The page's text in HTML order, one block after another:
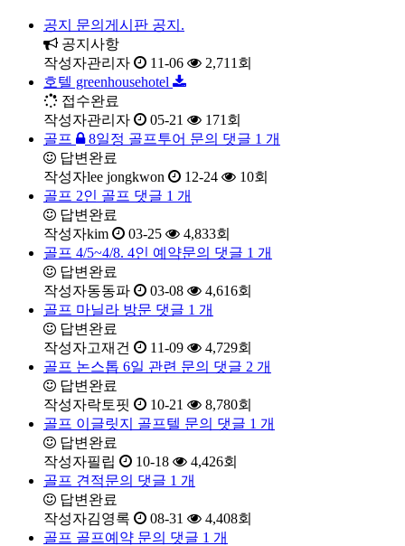
공지
문의게시판 공지.
공지사항
작성자관리자 11-06 2,711 회
호텔 greenhousehotel
접수완료
작성자관리자 05-21 171 회
골프
8일정 골프투어 문의 댓글 1 개
답변완료
작성자lee jongkwon 12-24 10회
골프 2인 골프 댓글 1 개
답변완료
작성자kim 03-25 4,833회
골프 4/5~4/8. 4인 예약문의 댓글 1 개
답변완료
작성자동동파 03-08 4,616회
골프 마닐라 방문 댓글 1 개
답변완료
작성자고재건 11-09 4,729회
골프 논스톱 6일 관련 문의 댓글 2 개
답변완료
작성자락토핏 10-21 8,780회
골프 이글릿지 골프텔 문의 댓글 1 개
답변완료
작성자필립 10-18 4,426회
골프 견적문의 댓글 1 개
답변완료
작성자김영록 08-31 4,408회
골프 골프예약 문의 댓글 1 개